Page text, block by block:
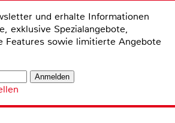
und erhalte Informationen
exklusive Spezialangebote,
Features sowie limitierte Angebote